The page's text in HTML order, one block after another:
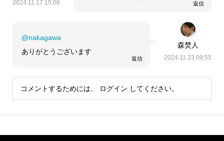
2024.11.17 15:06 返信
森焚人
2024.11.23 09:55
返信
@nakagawa
ありがとうございます
コメントするためには、 ログイン してください。